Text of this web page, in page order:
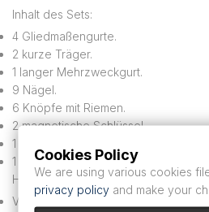
Inhalt des Sets:
4 Gliedmaßengurte.
2 kurze Träger.
1 langer Mehrzweckgurt.
9 Nägel.
6 Knöpfe mit Riemen.
2 magnetische Schlüssel.
1 Notschneider.
1 blauer Ranzen.
Hauptmerkmale:
Verwendung: Ideal für
Cookies Policy
We are using various cookies
privacy policy and make your